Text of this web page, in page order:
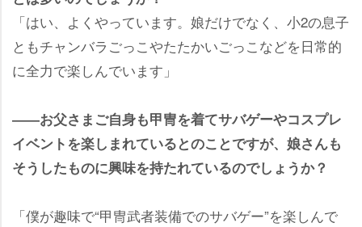
「はい、よくやっています。娘だけでなく、小2の息子
ともチャンバラごっこやたたかいごっこなどを日常的
に全力で楽しんでいます」
――お父さまご自身も甲冑を着てサバゲーやコスプレ
イベントを楽しまれているとのことですが、娘さんも
そうしたものに興味を持たれているのでしょうか？
「僕が趣味で“甲冑武者装備でのサバゲー”を楽しんで